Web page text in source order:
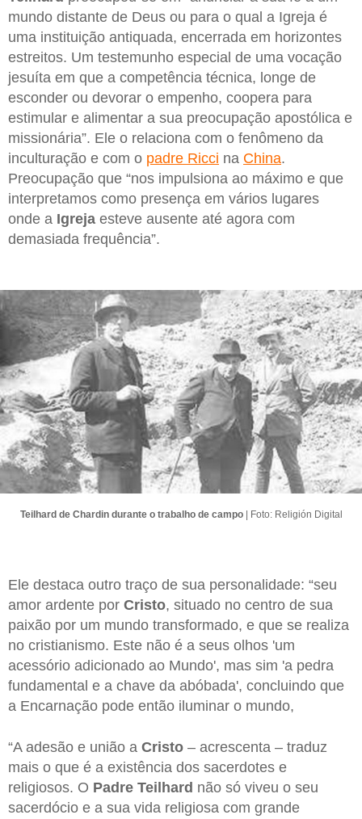
mundo distante de Deus ou para o qual a Igreja é
uma instituição antiquada, encerrada em horizontes
estreitos. Um testemunho especial de uma vocação
jesuíta em que a competência técnica, longe de
esconder ou devorar o empenho, coopera para
estimular e alimentar a sua preocupação apostólica e
missionária”. Ele o relaciona com o fenômeno da
inculturação e com o padre Ricci na China.
Preocupação que “nos impulsiona ao máximo e que
interpretamos como presença em vários lugares
onde a Igreja esteve ausente até agora com
demasiada frequência”.
Teilhard de Chardin durante o trabalho de campo| Foto: Religión Digital
Ele destaca outro traço de sua personalidade: “seu
amor ardente por Cristo, situado no centro de sua
paixão por um mundo transformado, e que se realiza
no cristianismo. Este não é a seus olhos 'um
acessório adicionado ao Mundo', mas sim 'a pedra
fundamental e a chave da abóbada', concluindo que
a Encarnação pode então iluminar o mundo,
“A adesão e união a Cristo – acrescenta – traduz
mais o que é a existência dos sacerdotes e
religiosos. O Padre Teilhard não só viveu o seu
sacerdócio e a sua vida religiosa com grande